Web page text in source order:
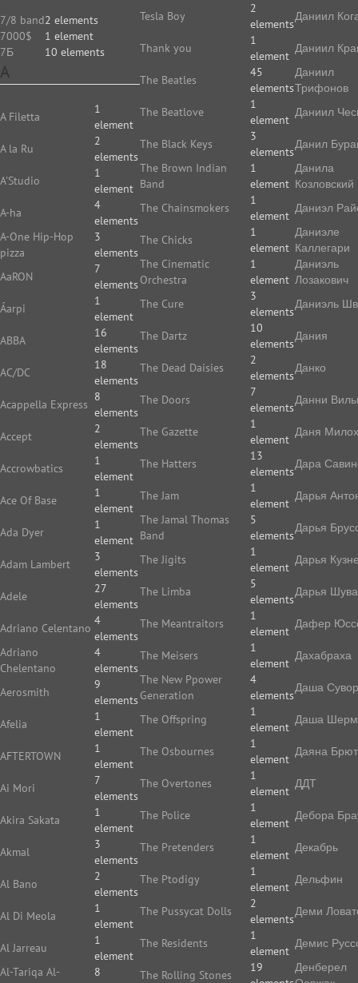
7/8 band2 elements
7000$
1 element
7Б
10 elements
A
A Filetta
1
element
A la Ru
2
elements
A'Studio
1
element
A-ha
4
elements
A-One Hip-Hop
pizza
3
elements
AaRON
7
elements
Áarpi
1
element
ABBA
16
elements
AC/DC
18
elements
Acappella Express
8
elements
Accept
2
elements
Accrowbatics
1
element
Ace Of Base
1
element
Ada Dyer
1
element
Adam Lambert
3
elements
Adele
27
elements
Adriano Celentano
4
elements
Adriano
Chelentano
4
elements
Aerosmith
9
elements
Afelia
1
element
AFTERTOWN
1
element
Ai Mori
7
elements
Akira Sakata
1
element
Akmal
3
elements
Al Bano
2
elements
Al Di Meola
1
element
Al Jarreau
1
element
Al-Tariqa Al-
8
Tesla Boy
2
elements
Thank you
1
element
The Beatles
45
elements
The Beatlove
1
element
The Black Keys
3
elements
The Brown Indian
Band
1
element
The Chainsmokers
1
element
The Chicks
1
element
The Cinematic
Orchestra
1
element
The Cure
3
elements
The Dartz
10
elements
The Dead Daisies
2
elements
The Doors
7
elements
The Gazette
1
element
The Hatters
13
elements
The Jam
1
element
The Jamal Thomas
Band
5
elements
The Jigits
1
element
The Limba
5
elements
The Meantraitors
1
element
The Meisers
1
element
The New Ppower
Generation
4
elements
The Offspring
1
element
The Osbournes
1
element
The Overtones
1
element
The Police
1
element
The Pretenders
1
element
The Ptodigy
1
element
The Pussycat Dolls
2
elements
The Residents
1
element
The Rolling Stones
19
Даниил
Даниил
Даниил
Трифонов
Даниил
Данил
Данила
Козловский
Даниэл
Даниэле
Каллегари
Даниэль
Лозакович
Даниэль
Дания
Данко
Данни
Даня
Дара
Дарья
Дарья
Дарья
Дарья
Дафер
Дахабраха
Даша
Даша
Даяна Брют
ДДТ
Дебора
Декабрь
Дельфин
Деми
Демис
Денберел